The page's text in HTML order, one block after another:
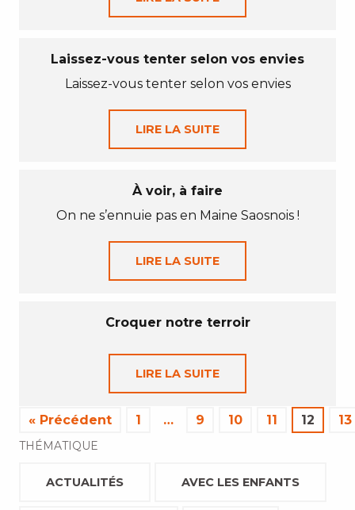
Laissez-vous tenter selon vos envies
Laissez-vous tenter selon vos envies
LIRE LA SUITE
À voir, à faire
On ne s’ennuie pas en Maine Saosnois !
LIRE LA SUITE
Croquer notre terroir
LIRE LA SUITE
« Précédent 1 … 9 10 11 12 13
THÉMATIQUE
ACTUALITÉS AVEC LES ENFANTS